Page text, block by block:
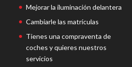
Mejorar la iluminación delantera
Cambiarle las matrículas
Tienes una compraventa de
coches y quieres nuestros
servicios